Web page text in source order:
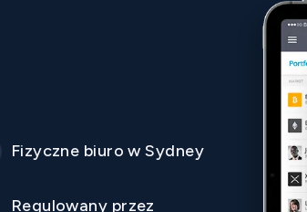
Fizyczne biuro w Sydney
Regulowany przez